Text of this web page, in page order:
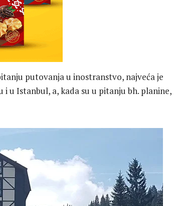
putovanja u inostranstvo, najveća je
u Istanbul, a, kada su u pitanju bh. planine,